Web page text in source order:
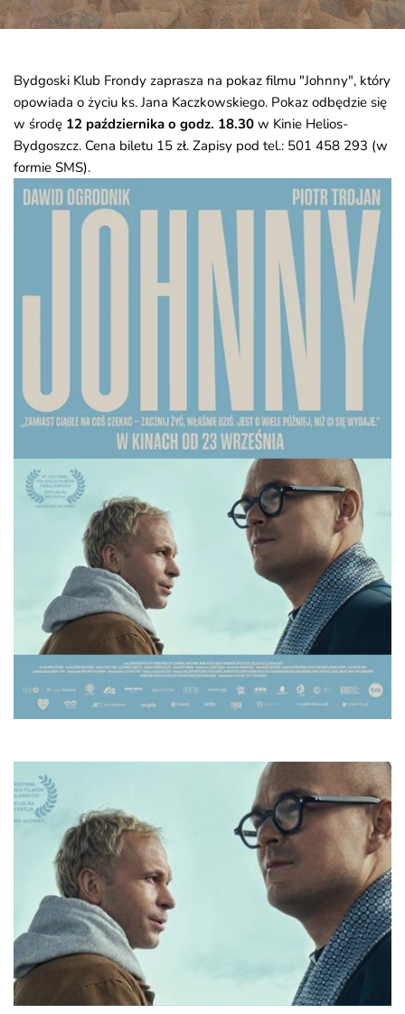
Bydgoski Klub Frondy zaprasza na pokaz filmu "Johnny", który
opowiada o życiu ks. Jana Kaczkowskiego. Pokaz odbędzie się
w środę 12 października o godz. 18.30 w Kinie Helios-
Bydgoszcz. Cena biletu 15 zł. Zapisy pod tel.: 501 458 293 (w
formie SMS).